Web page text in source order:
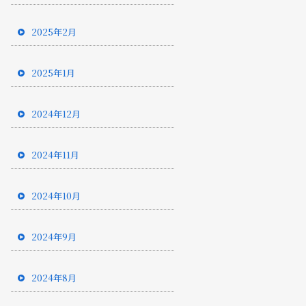
2025年2月
2025年1月
2024年12月
2024年11月
2024年10月
2024年9月
2024年8月